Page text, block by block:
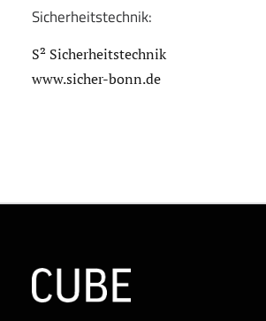
Sicherheitstechnik:
S² Sicherheitstechnik
www.sicher-bonn.de